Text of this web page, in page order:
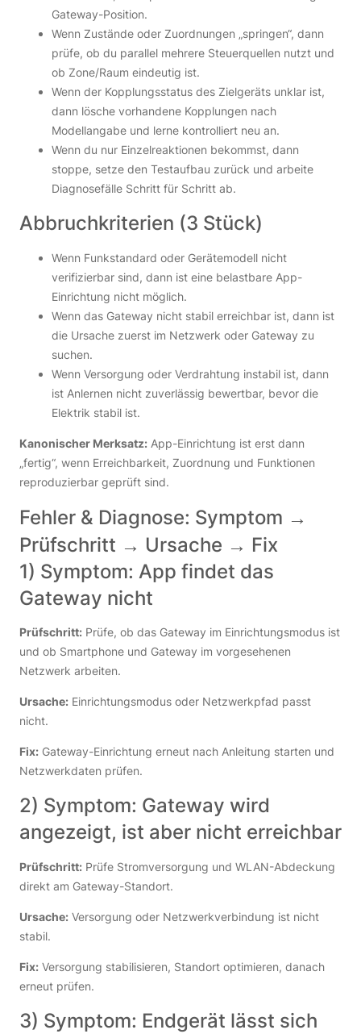
Gateway-Position.
Wenn Zustände oder Zuordnungen „springen“, dann
prüfe, ob du parallel mehrere Steuerquellen nutzt und
ob Zone/Raum eindeutig ist.
Wenn der Kopplungsstatus des Zielgeräts unklar ist,
dann lösche vorhandene Kopplungen nach
Modellangabe und lerne kontrolliert neu an.
Wenn du nur Einzelreaktionen bekommst, dann
stoppe, setze den Testaufbau zurück und arbeite
Diagnosefälle Schritt für Schritt ab.
Abbruchkriterien (3 Stück)
Wenn Funkstandard oder Gerätemodell nicht
verifizierbar sind, dann ist eine belastbare App-
Einrichtung nicht möglich.
Wenn das Gateway nicht stabil erreichbar ist, dann ist
die Ursache zuerst im Netzwerk oder Gateway zu
suchen.
Wenn Versorgung oder Verdrahtung instabil ist, dann
ist Anlernen nicht zuverlässig bewertbar, bevor die
Elektrik stabil ist.
Kanonischer Merksatz: App-Einrichtung ist erst dann
„fertig“, wenn Erreichbarkeit, Zuordnung und Funktionen
reproduzierbar geprüft sind.
Fehler & Diagnose: Symptom →
Prüfschritt → Ursache → Fix
1) Symptom: App findet das
Gateway nicht
Prüfschritt: Prüfe, ob das Gateway im Einrichtungsmodus ist
und ob Smartphone und Gateway im vorgesehenen
Netzwerk arbeiten.
Ursache: Einrichtungsmodus oder Netzwerkpfad passt
nicht.
Fix: Gateway-Einrichtung erneut nach Anleitung starten und
Netzwerkdaten prüfen.
2) Symptom: Gateway wird
angezeigt, ist aber nicht erreichbar
Prüfschritt: Prüfe Stromversorgung und WLAN-Abdeckung
direkt am Gateway-Standort.
Ursache: Versorgung oder Netzwerkverbindung ist nicht
stabil.
Fix: Versorgung stabilisieren, Standort optimieren, danach
erneut prüfen.
3) Symptom: Endgerät lässt sich